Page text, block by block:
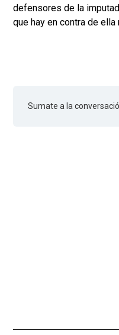
defensores de la
que hay en contra de ella
Sumate a la